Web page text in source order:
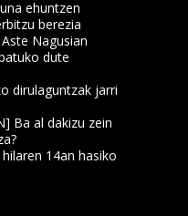
ehuntzen
berezia
Nagusian
dute
dirulaguntzak jarri
Ba al dakizu zein
14an hasiko